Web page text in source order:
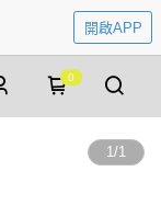
開啟APP
0
1/1